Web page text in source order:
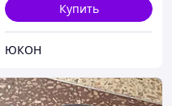
Купить
ЮКОН